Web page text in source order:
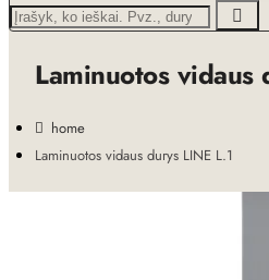
Laminuotos vidaus
home
Laminuotos vidaus durys LINE L.1